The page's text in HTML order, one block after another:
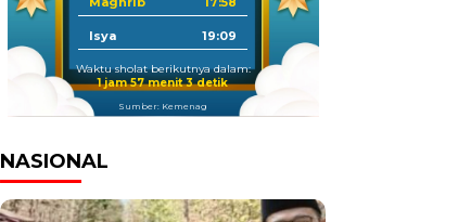
Isya 19:09
Waktu sholat berikutnya dalam:
1 jam 57 menit 2 detik
Sumber: Kemenag
NASIONAL